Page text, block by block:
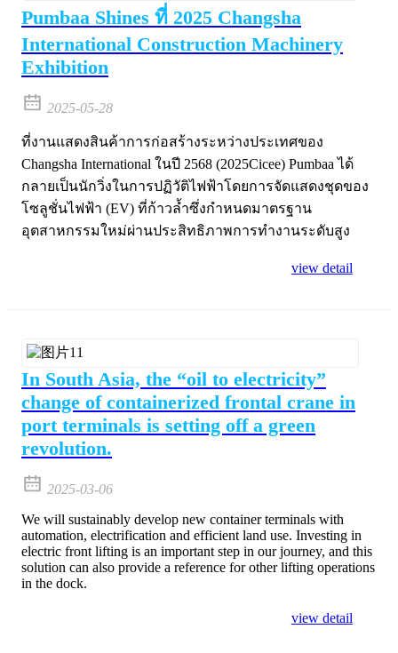
Pumbaa Shines ที่ 2025 Changsha
International Construction Machinery
Exhibition
2025-05-28
ที่งานแสดงสินค้าการก่อสร้างระหว่างประเทศของ
Changsha International ในปี 2568 (2025Cicee) Pumbaa ได้
กลายเป็นนักวิ่งในการปฏิวัติไฟฟ้าโดยการจัดแสดงชุดของ
โซลูชั่นไฟฟ้า (EV) ที่ก้าวล้ำซึ่งกำหนดมาตรฐาน
อุตสาหกรรมใหม่ผ่านประสิทธิภาพการทำงานระดับสูง
view detail
In South Asia, the “oil to electricity”
change of containerized frontal crane in
port terminals is setting off a green
revolution.
2025-03-06
We will sustainably develop new container terminals with
automation, electrification and efficient land use. Investing in
electric front lifting is an important step in our journey, and this
solution can also provide a reference for other lifting operations
in the dock.
view detail